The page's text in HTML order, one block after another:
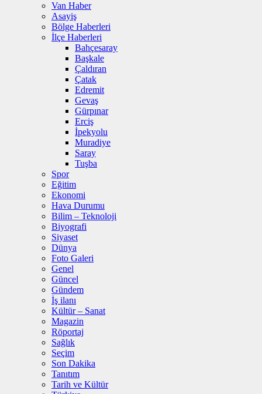
Van Haber
Asayiş
Bölge Haberleri
İlçe Haberleri
Bahçesaray
Başkale
Çaldıran
Çatak
Edremit
Gevaş
Gürpınar
Erciş
İpekyolu
Muradiye
Saray
Tuşba
Spor
Eğitim
Ekonomi
Hava Durumu
Bilim – Teknoloji
Biyografi
Siyaset
Dünya
Foto Galeri
Genel
Güncel
Gündem
İş ilanı
Kültür – Sanat
Magazin
Röportaj
Sağlık
Seçim
Son Dakika
Tanıtım
Tarih ve Kültür